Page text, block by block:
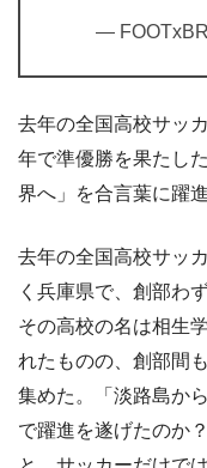
—
去年の全国高校サッ
年で準優勝を果たし
界へ」を合言葉に躍
去年の全国高校サッ
く兵庫県で、創部わ
その高校の名は相生
れたものの、創部間
集めた。「淡路島か
で躍進を遂げたのか